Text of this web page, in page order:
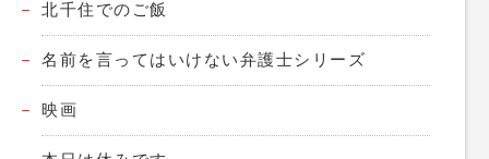
北千住でのご飯
名前を言ってはいけない弁護士シリーズ
映画